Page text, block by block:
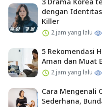
dengan Identitas
Killer
2 jam yang lalu
5 Rekomendasi
Aman dan Muat
2 jam yang lalu
Cara Mengenali
Sederhana,